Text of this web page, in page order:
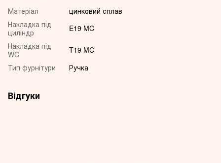
Матеріал
цинковий сплав
Накладка під
циліндр
E19 MC
Накладка під
WC
T19 MC
Тип фурнітури
Ручка
Відгуки